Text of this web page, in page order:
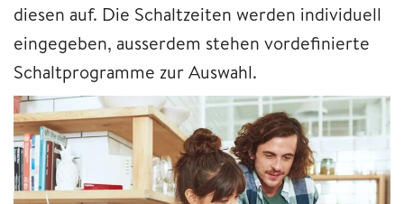
diesen auf. Die Schaltzeiten werden individuell
eingegeben, ausserdem stehen vordefinierte
Schaltprogramme zur Auswahl.